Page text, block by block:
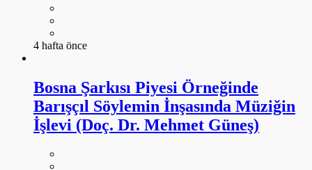
4 hafta önce
Bosna Şarkısı Piyesi Örneğinde
Barışçıl Söylemin İnşasında Müziğin
İşlevi (Doç. Dr. Mehmet Güneş)